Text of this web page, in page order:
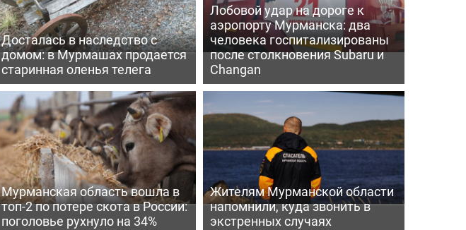
Досталась в наследство с
домом: в Мурмашах продается
старинная оленья телега
Лобовой удар на дороге к
аэропорту Мурманска: два
человека госпитализированы
после столкновения Subaru и
Changan
Мурманская область вошла в
топ-2 по потере скота в России:
поголовье рухнуло на 34%
Жителям Мурманской области
напомнили, куда звонить в
экстренных случаях